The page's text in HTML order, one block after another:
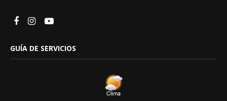
GUÍA DE SERVICIOS